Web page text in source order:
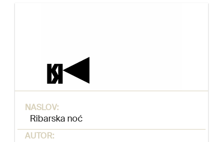
NASLOV:
Ribarska noć
AUTOR: